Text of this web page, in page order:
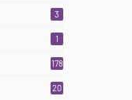
3
1
178
20